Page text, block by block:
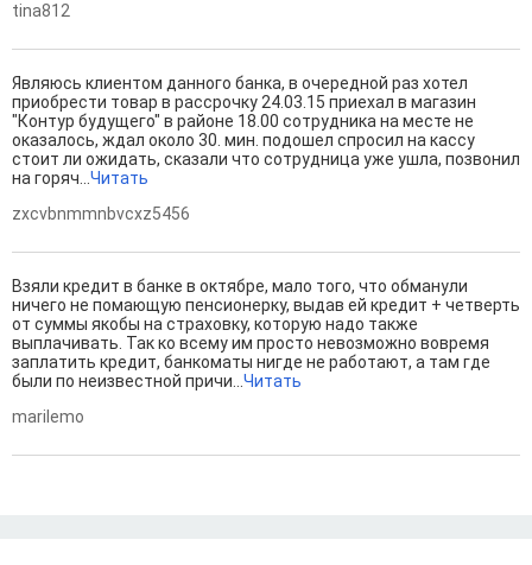
tina812
Являюсь клиентом данного банка, в очередной раз хотел
приобрести товар в рассрочку 24.03.15 приехал в магазин
"Контур будущего" в районе 18.00 сотрудника на месте не
оказалось, ждал около 30. мин. подошел спросил на кассу
стоит ли ожидать, сказали что сотрудница уже ушла, позвонил
на горяч...Читать
zxcvbnmmnbvcxz5456
Взяли кредит в банке в октябре, мало того, что обманули
ничего не помающую пенсионерку, выдав ей кредит + четверть
от суммы якобы на страховку, которую надо также
выплачивать. Так ко всему им просто невозможно вовремя
заплатить кредит, банкоматы нигде не работают, а там где
были по неизвестной причи...Читать
marilemo